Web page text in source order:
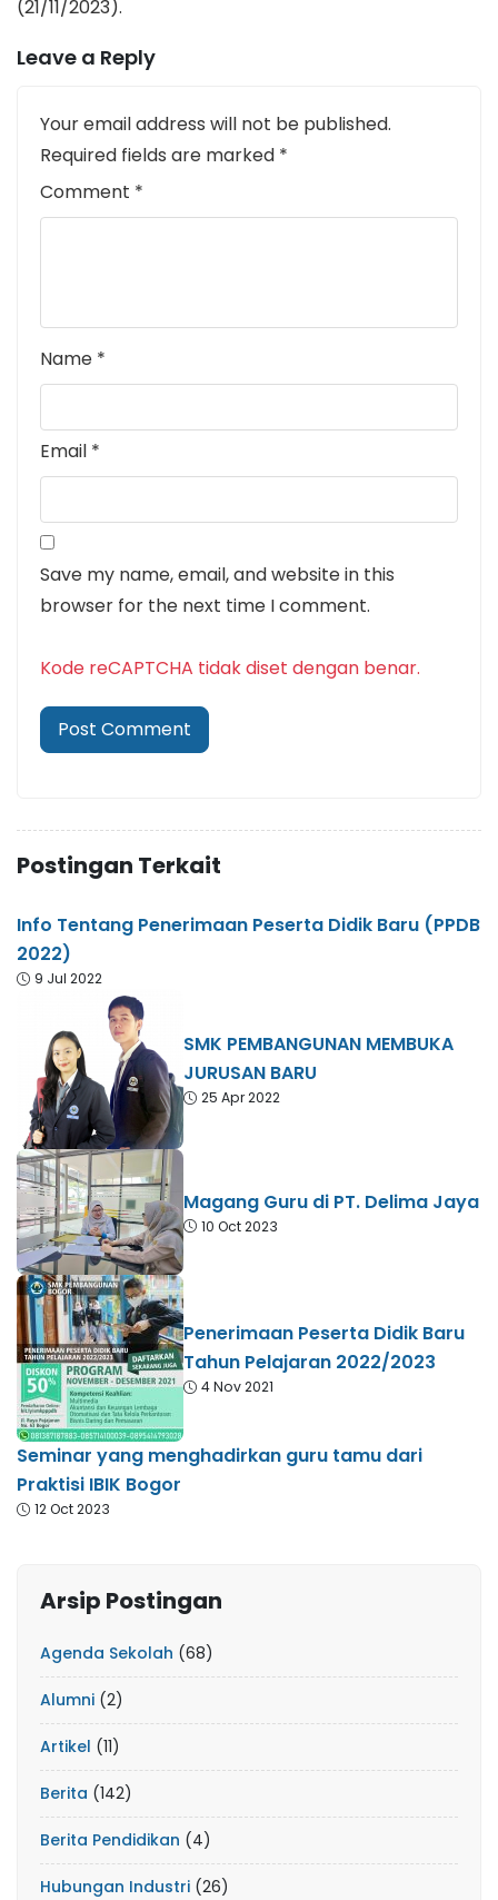
(21/11/2023).
Leave a Reply
Your email address will not be published.
Required fields are marked *
Comment *
Name *
Email *
Save my name, email, and website in this
browser for the next time I comment.
Kode reCAPTCHA tidak diset dengan benar.
Postingan Terkait
Info Tentang Penerimaan Peserta Didik Baru (PPDB
2022)
9 Jul 2022
SMK PEMBANGUNAN MEMBUKA
JURUSAN BARU
25 Apr 2022
Magang Guru di PT. Delima Jaya
10 Oct 2023
Penerimaan Peserta Didik Baru
Tahun Pelajaran 2022/2023
4 Nov 2021
Seminar yang menghadirkan guru tamu dari
Praktisi IBIK Bogor
12 Oct 2023
Arsip Postingan
Agenda Sekolah (68)
Alumni (2)
Artikel (11)
Berita (142)
Berita Pendidikan (4)
Hubungan Industri (26)